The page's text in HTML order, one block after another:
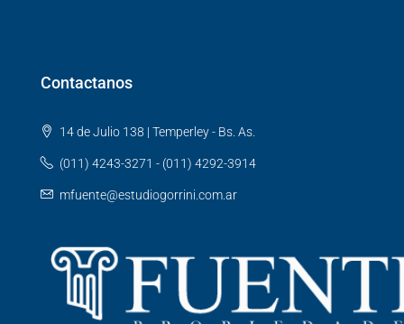
Contactanos
14 de Julio 138 | Temperley - Bs. As.
(011) 4243-3271 - (011) 4292-3914
mfuente@estudiogorrini.com.ar